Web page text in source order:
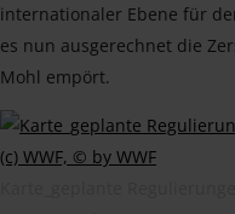
internationaler Ebene für
es nun ausgerechnet die
Mohl empört.